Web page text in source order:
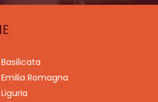
Basilicata
Emilia Romagna
Liguria